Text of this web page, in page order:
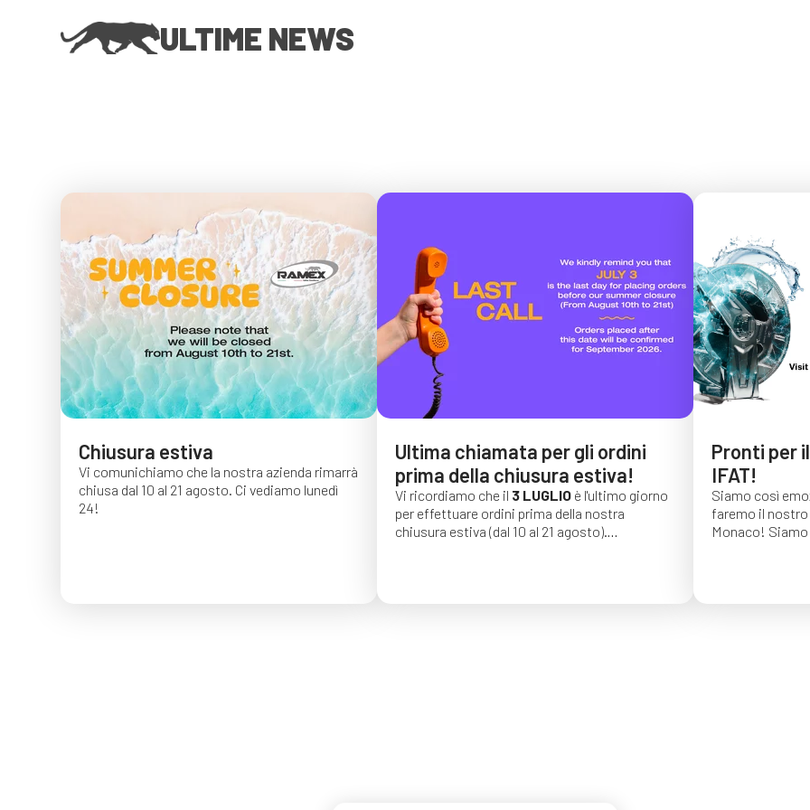
ULTIME NEWS
Chiusura estiva
Vi comunichiamo che la nostra azienda rimarrà
chiusa dal 10 al 21 agosto. Ci vediamo lunedì
24!
Ultima chiamata per gli ordini
prima della chiusura estiva!
Vi ricordiamo che il 3 LUGLIO è l'ultimo giorno
per effettuare ordini prima della nostra
chiusura estiva (dal 10 al 21 agosto).
Pronti per
IFAT!
Siamo così
faremo il
Monaco!